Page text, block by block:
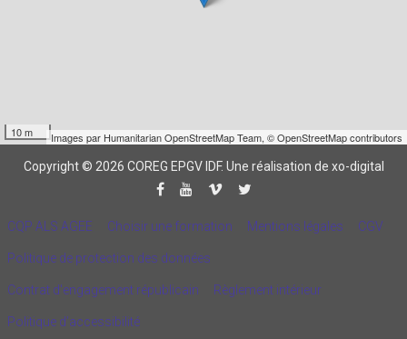
10 m Images par Humanitarian OpenStreetMap Team, © OpenStreetMap contributors
Copyright © 2026 COREG EPGV IDF. Une réalisation de xo-digital
CQP ALS AGEE Choisir une formation Mentions légales CGV
Politique de protection des données
Contrat d'engagement républicain Règlement intérieur
Politique d’accessibilité